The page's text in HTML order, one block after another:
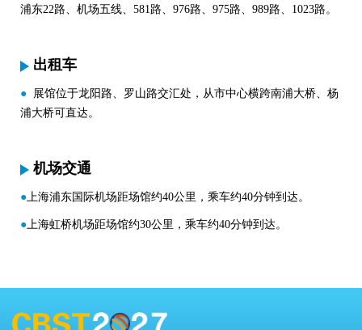
浦东22路、机场五线、581路、976路、975路、989路、1023路。
出租车
●
展馆位于龙阳路、罗山路交汇处，从市中心横跨南浦大桥、杨
浦大桥可直达。
机场交通
● 上海浦东国际机场距场馆约40公里，乘车约40分钟到达。
● 上海虹桥机场距场馆约30公里，乘车约40分钟到达。